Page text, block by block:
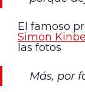
El famoso
Simon
las fotos
Más, por